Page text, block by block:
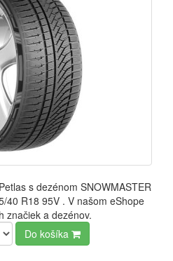
s dezénom SNOWMASTER
40 R18 95V . V našom eShope
značiek a dezénov.
Do košíka